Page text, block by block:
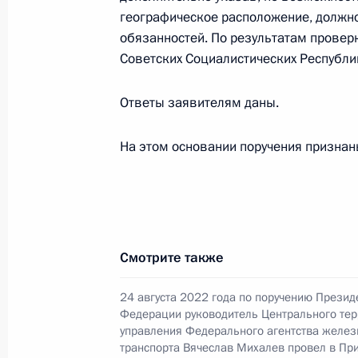
15 ноября 2023 года, среда
15 ноября 2023 года по
заместитель Генерального
в Москве личный приём граждан
15 ноября 2023 года, 20:12
по поручению Президента
таможенного управления
в Приёмной Президента
15 июня 2023 года
географическое расположение,
обязанностей. По результатам
Советских Социалистических
Ответы заявителям даны.
На этом основании поручения
Смотрите также
24 августа 2022 года по поручению
Федерации руководитель Центрального
управления Федерального агентства
транспорта Вячеслав Михалев провел в